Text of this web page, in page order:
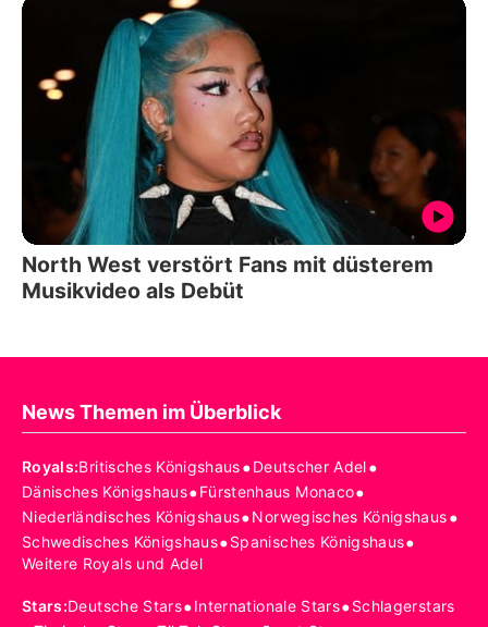
North West verstört Fans mit düsterem
Musikvideo als Debüt
News Themen im Überblick
Royals:Britisches Königshaus•Deutscher Adel•
Dänisches Königshaus•Fürstenhaus Monaco•
Niederländisches Königshaus•Norwegisches Königshaus•
Schwedisches Königshaus•Spanisches Königshaus•
Weitere Royals und Adel
Stars:Deutsche Stars•Internationale Stars•Schlagerstars